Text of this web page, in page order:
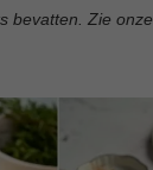
bevatten. Zie onze